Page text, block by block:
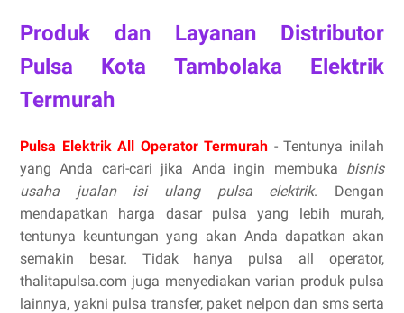
Produk dan Layanan Distributor
Pulsa Kota Tambolaka Elektrik
Termurah
Pulsa Elektrik All Operator Termurah - Tentunya inilah
yang Anda cari-cari jika Anda ingin membuka bisnis
usaha jualan isi ulang pulsa elektrik. Dengan
mendapatkan harga dasar pulsa yang lebih murah,
tentunya keuntungan yang akan Anda dapatkan akan
semakin besar. Tidak hanya pulsa all operator,
thalitapulsa.com juga menyediakan varian produk pulsa
lainnya, yakni pulsa transfer, paket nelpon dan sms serta